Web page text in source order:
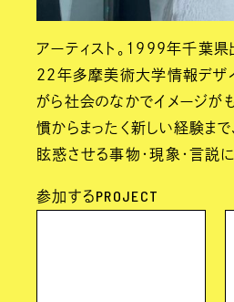
アーティスト。1999年千葉県
22年多摩美術大学情報デザ
がら社会のなかでイメージが
慣からまったく新しい経験ま
眩惑させる事物・現象・言説
参加するPROJECT